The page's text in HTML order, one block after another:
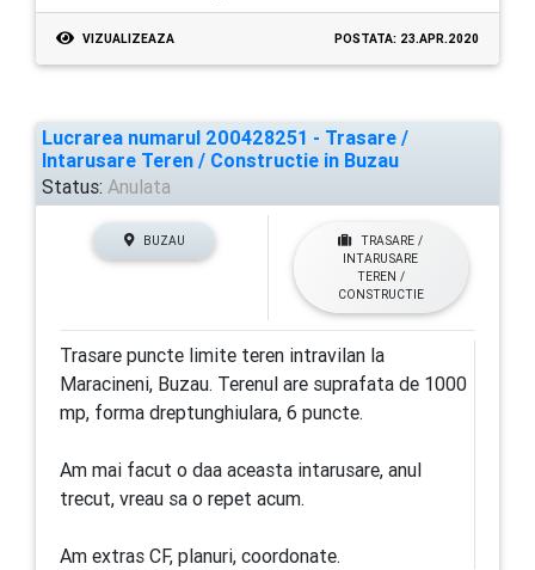
VIZUALIZEAZA POSTATA: 23.APR.2020
Lucrarea numarul 200428251 - Trasare /
Intarusare Teren / Constructie in Buzau
Status: Anulata
BUZAU
TRASARE /
INTARUSARE
TEREN /
CONSTRUCTIE
Trasare puncte limite teren intravilan la
Maracineni, Buzau. Terenul are suprafata de 1000
mp, forma dreptunghiulara, 6 puncte.
Am mai facut o daa aceasta intarusare, anul
trecut, vreau sa o repet acum.
Am extras CF, planuri, coordonate.